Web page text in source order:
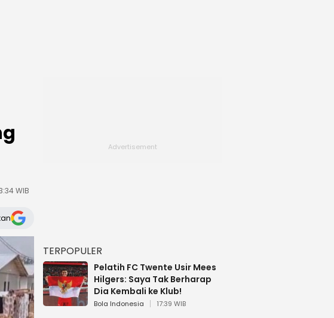
WIB
TERPOPULER
Pelatih FC Twente Usir Mees
Hilgers: Saya Tak Berharap
Dia Kembali ke Klub!
Bola Indonesia 17:39 WIB